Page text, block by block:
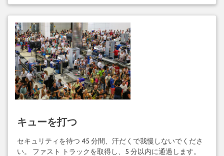
キューを打つ
セキュリティを待つ 45 分間、汗だくで我慢しないでくださ
い。 ファスト トラックを取得し、5 分以内に通過します。